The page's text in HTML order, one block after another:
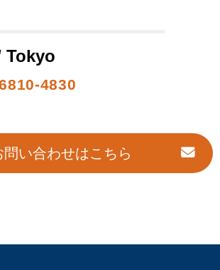
Tokyo
4830
問い合わせはこちら